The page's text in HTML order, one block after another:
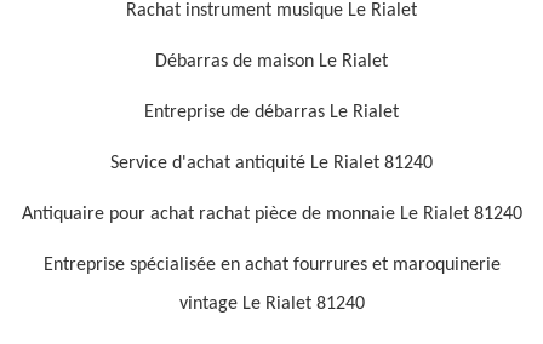
Rachat instrument musique Le Rialet
Débarras de maison Le Rialet
Entreprise de débarras Le Rialet
Service d'achat antiquité Le Rialet 81240
Antiquaire pour achat rachat pièce de monnaie Le Rialet 81240
Entreprise spécialisée en achat fourrures et maroquinerie
vintage Le Rialet 81240